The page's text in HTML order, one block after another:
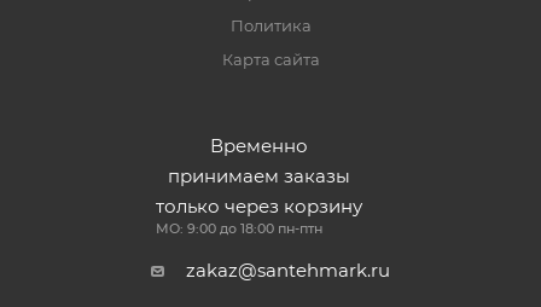
Политика
Карта сайта
Временно
принимаем заказы
только через корзину
МО: 9:00 до 18:00 пн-птн
zakaz@santehmark.ru